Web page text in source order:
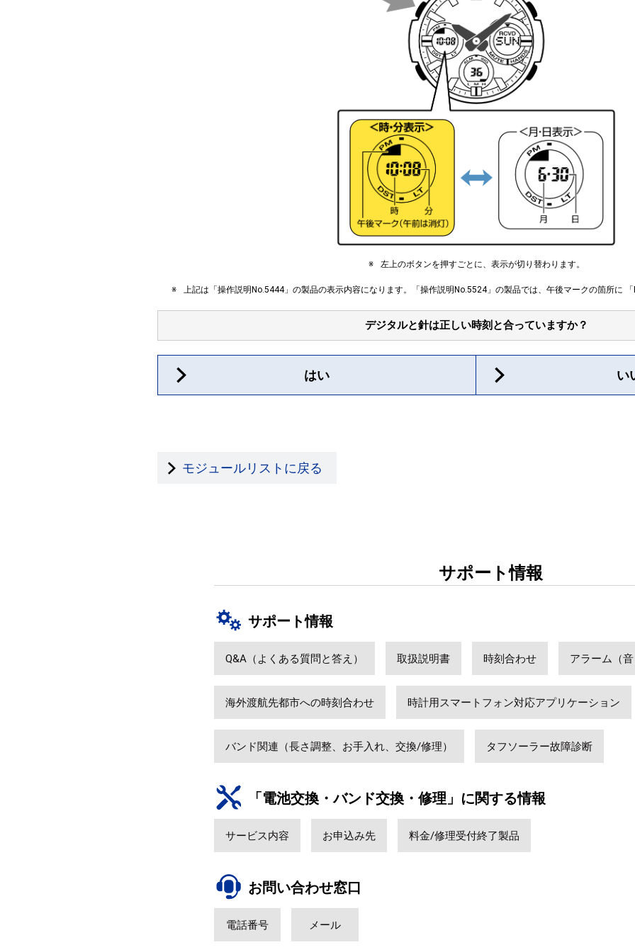
左上のボタンを押すごとに、表示が切り替わります。
上記は「操作説明No.5444」の製品の表示内容になります。「操作説明No.5524」の製品では、午後マークの箇所に
デジタルと針は正しい時刻と合っていますか？
はい い
モジュールリストに戻る
サポート情報
サポート情報
Q&A（よくある質問と答え） 取扱説明書 時刻合わせ アラーム（
海外渡航先都市への時刻合わせ 時計用スマートフォン対応アプリケーション
バンド関連（長さ調整、お手入れ、交換/修理） タフソーラー故障診断
「電池交換・バンド交換・修理」に関する情報
サービス内容 お申込み先 料金/修理受付終了製品
お問い合わせ窓口
電話番号 メール